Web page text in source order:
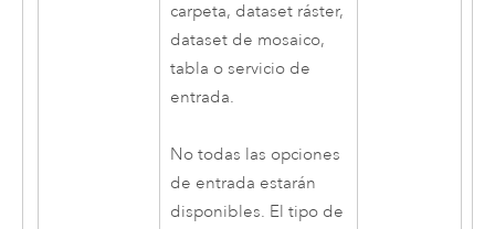
carpeta, dataset ráster,
dataset de mosaico,
tabla o servicio de
entrada.
No todas las opciones
de entrada estarán
disponibles. El tipo de